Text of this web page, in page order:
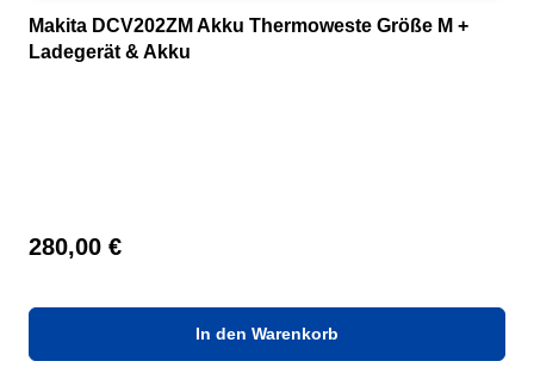
Makita DCV202ZM Akku Thermoweste Größe M +
Ladegerät & Akku
Regulärer Preis:
280,00 €
In den Warenkorb